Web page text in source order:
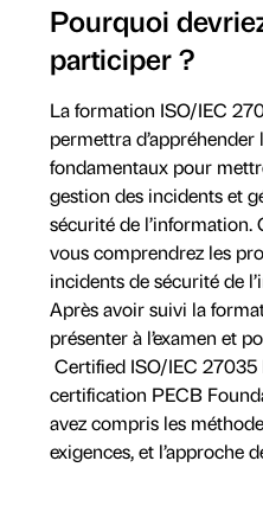
Pourquoi
participer ?
La formation ISO/IEC
permettra d’appréhender
fondamentaux pour
gestion des incidents et
sécurité de l’information.
vous comprendrez les
incidents de sécurité de
Après avoir suivi la
présenter à l’examen et
Certified ISO/IEC
certification PECB
avez compris les
exigences, et l’approche